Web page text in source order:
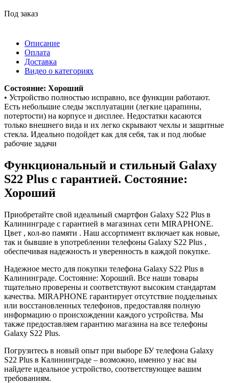
Под заказ
Описание
Оплата
Доставка
Видео о категориях
Состояние: Хороший
• Устройство полностью исправно, все функции работают.
Есть небольшие следы эксплуатации (легкие царапины,
потертости) на корпусе и дисплее. Недостатки касаются
только внешнего вида и их легко скрывают чехлы и защитные
стекла. Идеально подойдет как для себя, так и под любые
рабочие задачи
Функциональный и стильный Galaxy
S22 Plus с гарантией. Состояние:
Хороший
Приобретайте свой идеальный смартфон Galaxy S22 Plus в
Калининграде с гарантией в магазинах сети MIRAPHONE.
Цвет , кол-во памяти . Наш ассортимент включает как новые,
так и бывшие в употреблении телефоны Galaxy S22 Plus ,
обеспечивая надежность и уверенность в каждой покупке.
Надежное место для покупки телефона Galaxy S22 Plus в
Калининграде. Состояние: Хороший. Все наши товары
тщательно проверены и соответствуют высоким стандартам
качества. MIRAPHONE гарантирует отсутствие поддельных
или восстановленных телефонов, предоставляя полную
информацию о происхождении каждого устройства. Мы
также предоставляем гарантию магазина на все телефоны
Galaxy S22 Plus.
Погрузитесь в новый опыт при выборе БУ телефона Galaxy
S22 Plus в Калининграде – возможно, именно у нас вы
найдете идеальное устройство, соответствующее вашим
требованиям.